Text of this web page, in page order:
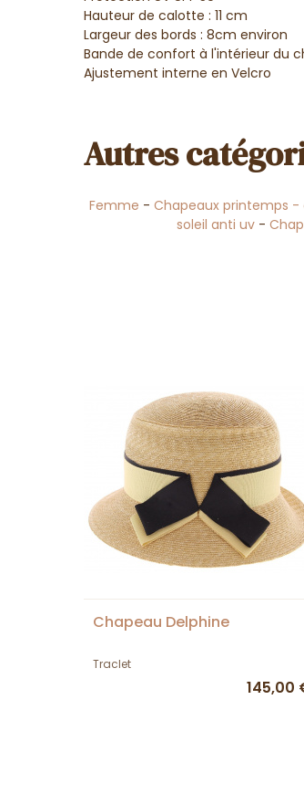
Hauteur de calotte : 11 cm
Largeur des bords : 8cm environ
Bande de confort à l'intérieur du
Ajustement interne en Velcro
Autres
Femme -Chapeaux printemps -
soleil anti uv-
Chapeau Delphine
Traclet
145,00